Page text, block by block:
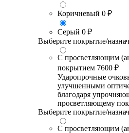
Коричневый 0 ₽
Серый 0 ₽
Выберите покрытие/
С просветляющим
покрытием 7600 ₽
Ударопрочные
улучшенными
благодаря
просветляющему
Выберите покрытие/
С просветляющим